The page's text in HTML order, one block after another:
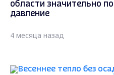
области значительно
давление
4 месяца назад